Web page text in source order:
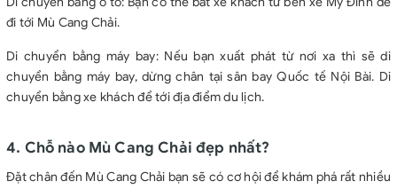
đi tới Mù Cang Chải.
Di chuyển bằng máy bay: Nếu bạn xuất phát từ nơi xa thì sẽ di
chuyển bằng máy bay, dừng chân tại sân bay Quốc tế Nội Bài. Di
chuyển bằng xe khách để tới địa điểm du lịch.
4. Chỗ nào Mù Cang Chải đẹp nhất?
Đặt chân đến Mù Cang Chải bạn sẽ có cơ hội để khám phá rất nhiều